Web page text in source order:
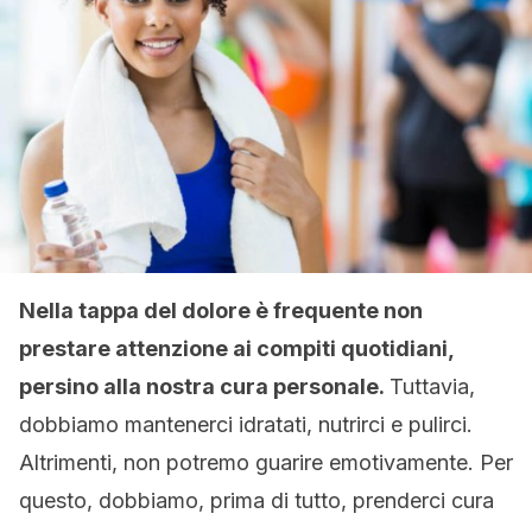
Nella tappa del dolore è frequente non
prestare attenzione ai compiti quotidiani,
persino alla nostra cura personale. Tuttavia,
dobbiamo mantenerci idratati, nutrirci e pulirci.
Altrimenti, non potremo guarire emotivamente. Per
questo, dobbiamo, prima di tutto, prenderci cura